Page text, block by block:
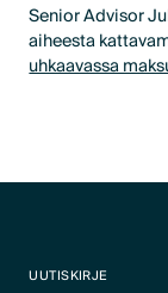
Senior Advisor
aiheesta
uhkaavassa
UUTISKIRJE